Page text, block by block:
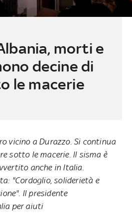
morti e
decine di
le macerie
vicino a Durazzo. Si continua
sotto le macerie. Il sisma è
anche in Italia.
"Cordoglio, soliderietà e
Il presidente
per aiuti